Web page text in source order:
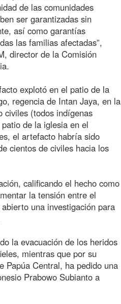
de las comunidades
ser garantizadas sin
así como garantías
las familias afectadas”,
director de la Comisión
explotó en el patio de la
regencia de Intan Jaya, en la
civiles (todos indígenas
de la iglesia en el
el artefacto habría sido
cientos de civiles hacia los
calificando el hecho como
la tensión entre el
una investigación para
la evacuación de los heridos
mientras que por su
Papúa Central, ha pedido una
Prabowo Subianto a